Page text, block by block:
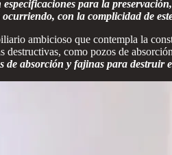
para la
con la complicidad de
ambicioso que contempla la
destructivas, como pozos de
de absorción y fajinas para destruir